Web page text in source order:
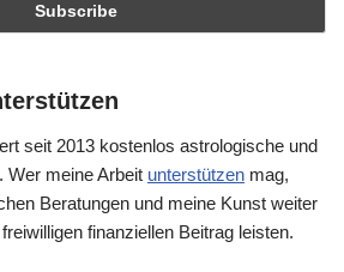
seit 2013 kostenlos astrologische und
Wer meine Arbeit unterstützen mag,
Beratungen und meine Kunst weiter
finanziellen Beitrag leisten.